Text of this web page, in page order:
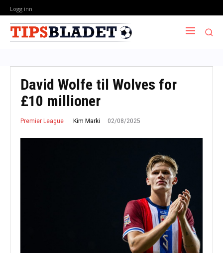
Logg inn
David Wolfe til Wolves for
£10 millioner
Premier League Kim Marki 02/08/2025